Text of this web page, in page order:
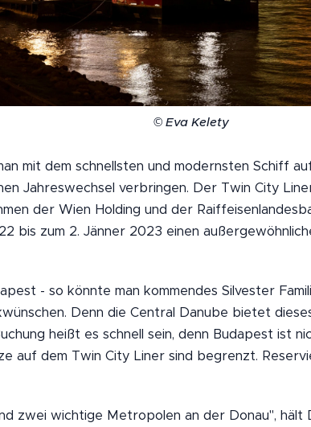
© Eva Kelety
mit dem schnellsten und modernsten Schiff
Jahreswechsel verbringen. Der Twin City
der Wien Holding und der
bis zum 2. Jänner 2023 einen
- so könnte man kommendes Silvester
Denn die Central Danube bietet
heißt es schnell sein, denn Budapest ist
auf dem Twin City Liner sind begrenzt.
zwei wichtige Metropolen an der Donau", hält